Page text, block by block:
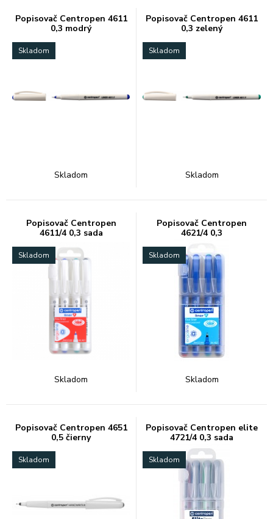
Popisovač Centropen 4611
0,3 modrý
Skladom
Skladom
Popisovač Centropen 4611
0,3 zelený
Skladom
Skladom
Popisovač Centropen
4611/4 0,3 sada
Skladom
Skladom
Popisovač Centropen
4621/4 0,3
Skladom
Skladom
Popisovač Centropen 4651
0,5 čierny
Skladom
Popisovač Centropen elite
4721/4 0,3 sada
Skladom